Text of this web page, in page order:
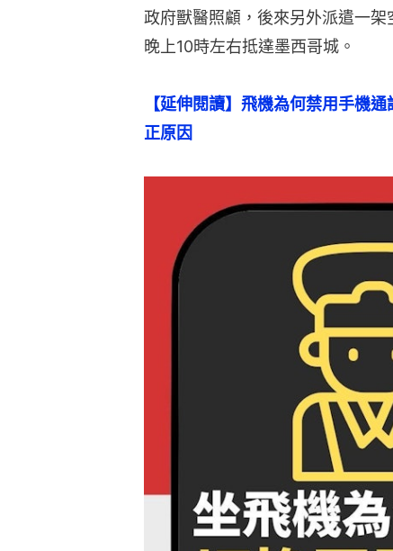
政府獸醫照顧，後來另外派遣一
晚上10時左右抵達墨西哥城。
【延伸閱讀】飛機為何禁用手機
正原因